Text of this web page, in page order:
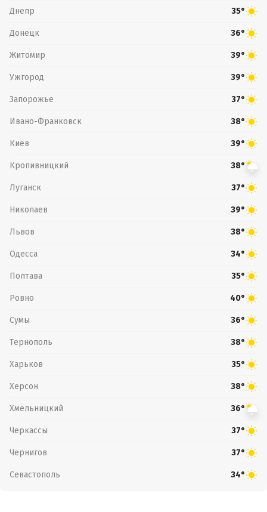
Днепр 35°
Донецк 36°
Житомир 39°
Ужгород 39°
Запорожье 37°
Ивано-Франковск 38°
Киев 39°
Кропивницкий 38°
Луганск 37°
Николаев 39°
Львов 38°
Одесса 34°
Полтава 35°
Ровно 40°
Сумы 36°
Тернополь 38°
Харьков 35°
Херсон 38°
Хмельницкий 36°
Черкассы 37°
Чернигов 37°
Севастополь 34°